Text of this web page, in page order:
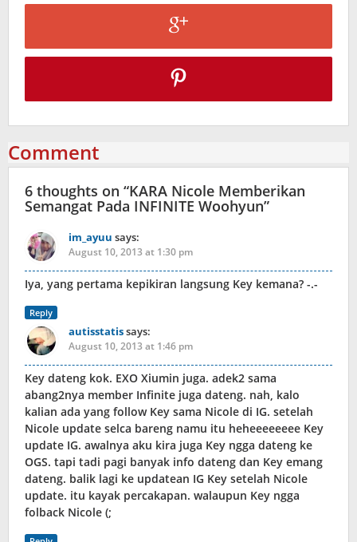
Comment
6 thoughts on “KARA Nicole Memberikan
Semangat Pada INFINITE Woohyun”
im_ayuu says:
August 10, 2013 at 1:30 pm
Iya, yang pertama kepikiran langsung Key kemana? -.-
Reply
autisstatissays:
August 10, 2013 at 1:46 pm
Key dateng kok. EXO Xiumin juga. adek2 sama
abang2nya member Infinite juga dateng. nah, kalo
kalian ada yang follow Key sama Nicole di IG. setelah
Nicole update selca bareng namu itu heheeeeeeee Key
update IG. awalnya aku kira juga Key ngga dateng ke
OGS. tapi tadi pagi banyak info dateng dan Key emang
dateng. balik lagi ke updatean IG Key setelah Nicole
update. itu kayak percakapan. walaupun Key ngga
folback Nicole (;